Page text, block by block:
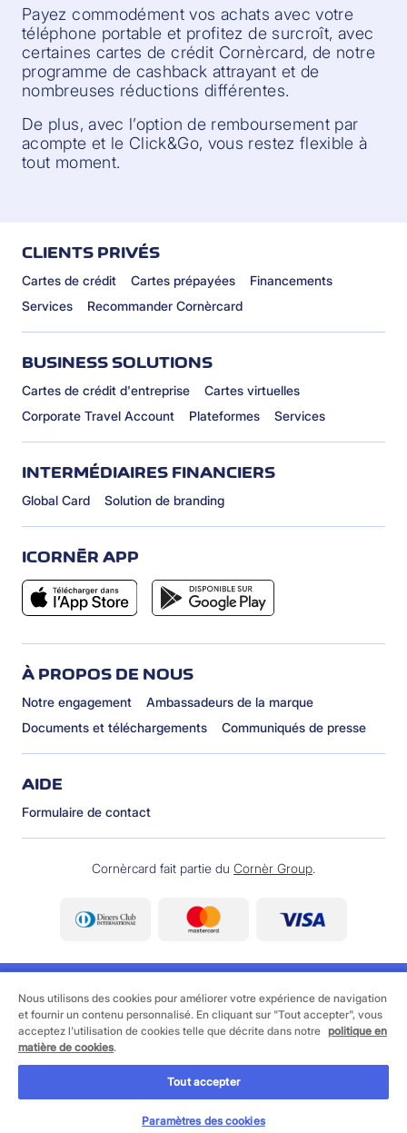
Payez commodément vos achats avec votre
téléphone portable et profitez de surcroît, avec
certaines cartes de crédit Cornèrcard, de notre
programme de cashback attrayant et de
nombreuses réductions différentes.
De plus, avec l’option de remboursement par
acompte et le Click&Go, vous restez flexible à
tout moment.
CLIENTS PRIVÉS
Cartes de crédit Cartes prépayées
Financements
Services
Recommander Cornèrcard
BUSINESS SOLUTIONS
Cartes de crédit d'entreprise
Cartes virtuelles
Corporate Travel Account
Plateformes Services
INTERMÉDIAIRES FINANCIERS
Global Card Solution de branding
ICORNÈR APP
À PROPOS DE NOUS
Notre engagement
Ambassadeurs de la marque
Documents et téléchargements
Communiqués de presse
AIDE
Formulaire de contact
Cornèrcard fait partie du Cornèr Group.
©2026 Cornèrcard - Cornèr Banque SA, Cornèrcard,
Via Canova 16, 6901 Lugano
Informations juridiques
Cookie policy
Protection des données
Nous utilisons des cookies pour améliorer votre expérience de navigation
et fournir un contenu personnalisé. En cliquant sur "Tout accepter", vous
acceptez l'utilisation de cookies telle que décrite dans notre politique en
matière de cookies.
Tout accepter
Paramètres des cookies